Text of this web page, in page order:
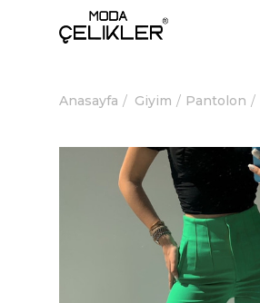
Anasayfa Giyim Pantolon